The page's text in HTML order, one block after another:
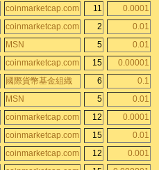
coinmarketcap.com 11
0.0001
coinmarketcap.com 2
0.01
MSN 5
0.01
coinmarketcap.com 15
0.00001
國際貨幣基金組織 6
0.1
MSN 5
0.01
coinmarketcap.com 12
0.0001
coinmarketcap.com 15
0.01
coinmarketcap.com 12
0.001